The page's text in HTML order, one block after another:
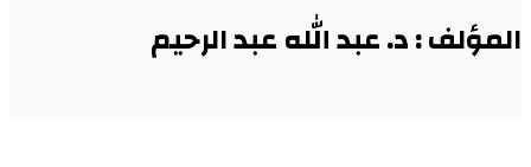
المؤلف : د. عبد الله عبد الرحيم